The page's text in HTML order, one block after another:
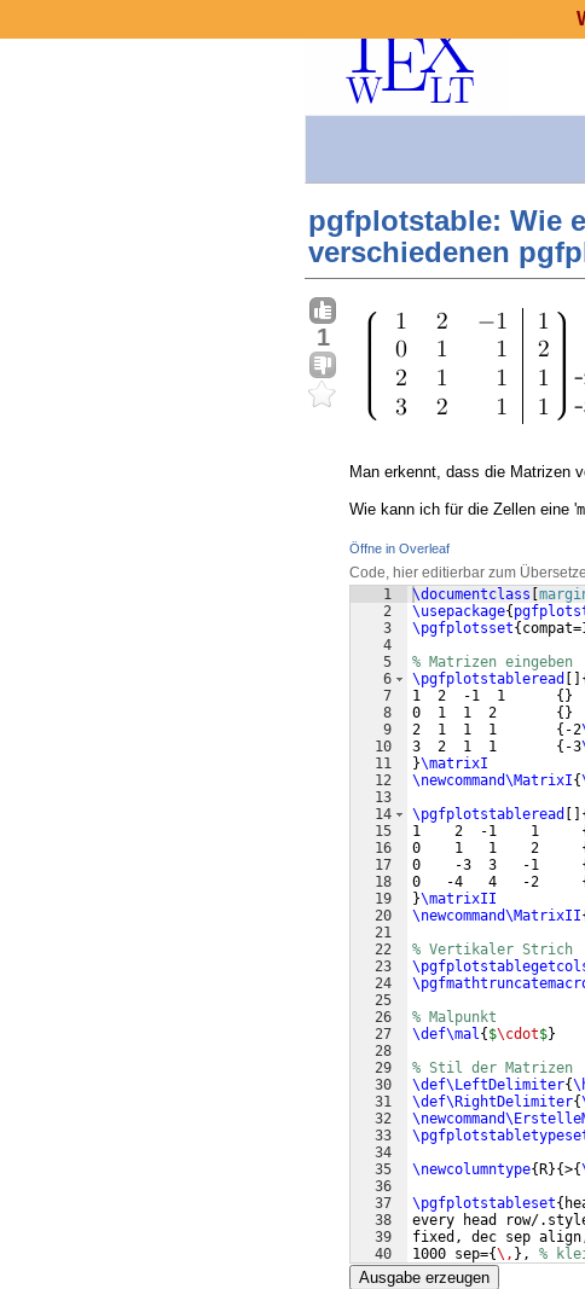
pgfplotstable: Wie
verschiedenen
1
Man erkennt, dass die Matrizen
Wie kann ich für die Zellen eine '
Öffne in Overleaf
Code, hier editierbar zum
1
2
3
4
5
6
7
8
9
10
11
12
13
14
15
16
17
18
19
20
21
22
23
24
25
26
27
28
29
30
31
32
33
34
35
36
37
38
39
40
41
\documentclass
\usepackage{
\pgfplotsset{
% Matrizen eingeben
\pgfplotstableread
1  2  -1  1 { }
0  1  1  2 { }
2  1  1  1 { -2
3  2  1  1 { -3
}\matrixI
\newcommand\MatrixI{
\pgfplotstableread
1    2  -1    1
0    1   1    2
0    -3  3   -1
0   -4   4   -2
}\matrixII
\newcommand\MatrixII
% Vertikaler Strich
% Malpunkt
\def\mal{ $\cdot$}
% Stil der Matrizen
\def\LeftDelimiter{
\def\RightDelimiter{
\newcolumntype{ R}{>{
\pgfplotstableset{
every head row/
fixed, dec sep
1000 sep={\, } , %
columns/
Ausgabe erzeugen